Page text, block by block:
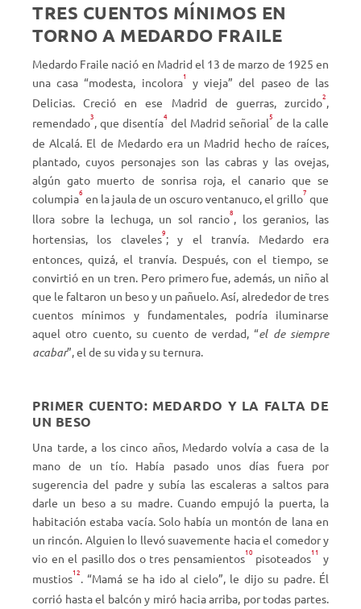
TRES CUENTOS MÍNIMOS EN
TORNO A MEDARDO FRAILE
Medardo Fraile nació en Madrid el 13 de marzo de 1925 en
una casa “modesta, incolora1
y vieja” del paseo de las
Delicias. Creció en ese Madrid de guerras, zurcido2,
remendado3, que disentía4 del Madrid señorial5 de la calle
de Alcalá. El de Medardo era un Madrid hecho de raíces,
plantado, cuyos personajes son las cabras y las ovejas,
algún gato muerto de sonrisa roja, el canario que se
columpia6 en la jaula de un oscuro ventanuco, el grillo7 que
llora sobre la lechuga, un sol rancio8, los geranios, las
hortensias, los claveles9; y el tranvía. Medardo era
entonces, quizá, el tranvía. Después, con el tiempo, se
convirtió en un tren. Pero primero fue, además, un niño al
que le faltaron un beso y un pañuelo. Así, alrededor de tres
cuentos mínimos y fundamentales, podría iluminarse
aquel otro cuento, su cuento de verdad, “el de siempre
acabar”, el de su vida y su ternura.
PRIMER CUENTO: MEDARDO Y LA FALTA DE
UN BESO
Una tarde, a los cinco años, Medardo volvía a casa de la
mano de un tío. Había pasado unos días fuera por
sugerencia del padre y subía las escaleras a saltos para
darle un beso a su madre. Cuando empujó la puerta, la
habitación estaba vacía. Solo había un montón de lana en
un rincón. Alguien lo llevó suavemente hacia el comedor y
vio en el pasillo dos o tres pensamientos10 pisoteados11 y
mustios12. “Mamá se ha ido al cielo”, le dijo su padre. Él
corrió hasta el balcón y miró hacia arriba, por todas partes.